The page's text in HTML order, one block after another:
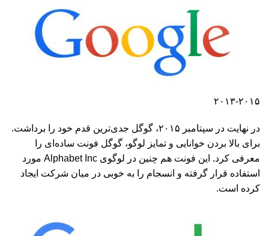
۲۰۱۳-۲۰۱۵
در نهایت در سپتامبر ۲۰۱۵، گوگل جدی‌ترین قدم خود را برداشت.
برای بالا بردن خوانایی و تمایز لوگو، گوگل فونت ساده‌ای را
معرفی کرد. این فونت هم چنین در لوگوی Alphabet Inc مورد
استفاده قرار گرفته و انسجام را به خوبی در میان شرکت ایجاد
کرده است.